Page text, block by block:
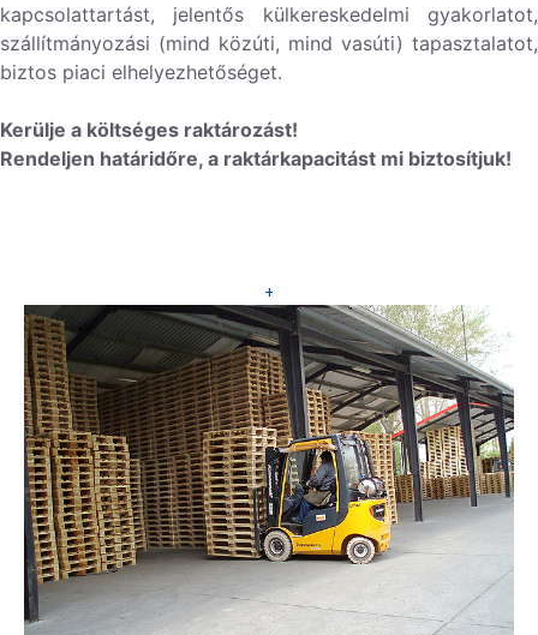
kapcsolattartást, jelentős külkereskedelmi gyakorlatot,
szállítmányozási (mind közúti, mind vasúti) tapasztalatot,
biztos piaci elhelyezhetőséget.
Kerülje a költséges raktározást!
Rendeljen határidőre, a raktárkapacitást mi biztosítjuk!
+